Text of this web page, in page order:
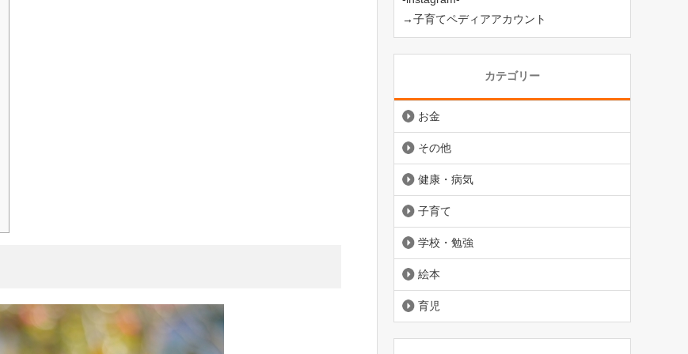
→子育てペディアアカウント
カテゴリー
お金
その他
健康・病気
子育て
学校・勉強
絵本
育児